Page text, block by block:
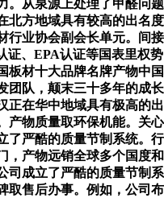
。从泉源上处理了甲醛问
北方地域具有较高的出名
行业协会副会长单元。间
证、EPA认证等国表里权
板材十大品牌名牌产物中
团队，颠末三十多年的成
正在华中地域具有极高的
产物质量取环保机能。关
了严酷的质量节制系统。
，产物远销全球多个国度
司成立了严酷的质量节制
取售后办事。例如，公司